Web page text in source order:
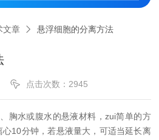
文章 悬浮细胞的分离方法
点击次数：2945
胸水或腹水的悬液材料，zui简单的方
10分钟，若悬液量大，可适当延长离